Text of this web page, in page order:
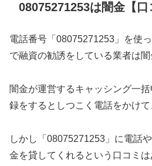
08075271253は闇金【口
電話番号「08075271253」を使
で融資の勧誘をしている業者は闇
闇金が運営するキャッシング一
録をするとしつこく電話をかけて
しかし「08075271253」に電話
金を貸してくれるという口コミは